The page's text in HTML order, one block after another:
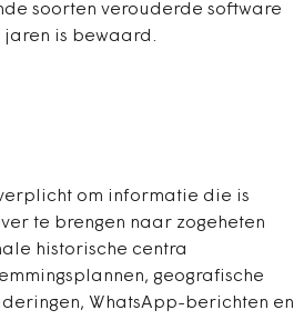
soorten verouderde software
is bewaard.
om informatie die is
te brengen naar zogeheten
historische centra
geografische
WhatsApp-berichten en